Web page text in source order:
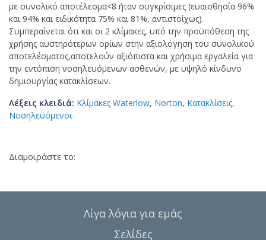
με συνολικό αποτέλεσμα<8 ήταν συγκρίσιμες (ευαισθησία 96%
και 94% και ειδικότητα 75% και 81%, αντιστοίχως).
Συμπεραίνεται ότι και οι 2 κλίμακες, υπό την προϋπόθεση της
χρήσης αυστηρότερων ορίων στην αξιολόγηση του συνολικού
αποτελέσματος,αποτελούν αξιόπιστα και χρήσιμα εργαλεία για
την εντόπιση νοσηλευόμενων ασθενών, με υψηλό κίνδυνο
δημιουργίας κατακλίσεων.
Λέξεις κλειδιά: Κλίμακες Waterlow, Norton, Κατακλίσεις,
Νοσηλευόμενοι
Διαμοιράστε το:
Λίγα λόγια για εμάς
Σελίδες